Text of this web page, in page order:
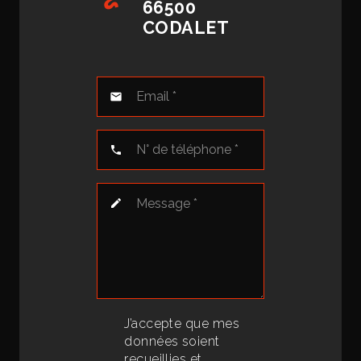
66500
CODALET
mail
phone
edit
J’accepte que mes
données soient